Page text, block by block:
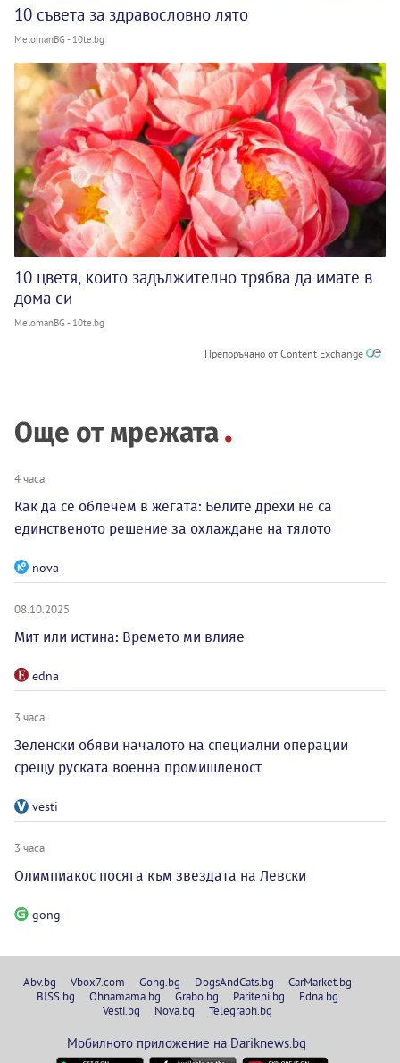
10 съвета за здравословно лято
MelomanBG - 10te.bg
10 цветя, които задължително трябва да имате в
дома си
MelomanBG - 10te.bg
Препоръчано от Content Exchange
Още от мрежата
4 часа
Как да се облечем в жегата: Белите дрехи не са
единственото решение за охлаждане на тялото
nova
08.10.2025
Мит или истина: Времето ми влияе
edna
3 часа
Зеленски обяви началото на специални операции
срещу руската военна промишленост
vesti
3 часа
Олимпиакос посяга към звездата на Левски
gong
Abv.bg Vbox7.com Gong.bg DogsAndCats.bg
CarMarket.bg
BISS.bg
Ohnamama.bg Grabo.bg Pariteni.bg
Edna.bg
Vesti.bg
Nova.bg Telegraph.bg
Мобилното приложение на Dariknews.bg